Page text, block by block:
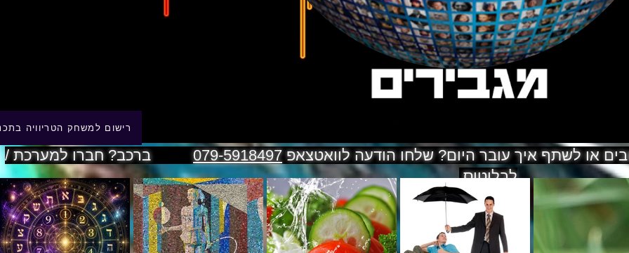
רישום למשחק הטריוויה
או לשתף איך עובר היום? שלחו הודעה לוואטצאפ079-5918497
ברכב? חברו למערכת /
לבלוטוס